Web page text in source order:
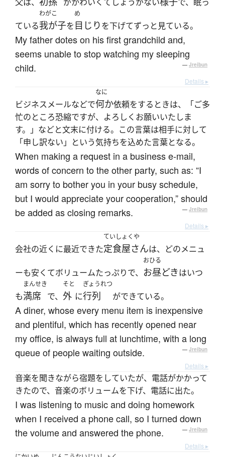
ている
わがこ
我が子を
め
目じりを下げてずっと見ている。
My father dotes on his first grandchild and,
seems unable to stop watching my sleeping
child.
— Jreibun
Details ▸
ビジネスメールなどで
なに
何か依頼をするときは、「ご多
忙のところ恐縮ですが、よろしくお願いいたしま
す。」などと文末に付ける。この言葉は相手に対して
「申し訳ない」という気持ちを込めた言葉となる。
When making a request in a business e-mail,
words of concern to the other party, such as: “I
am sorry to bother you in your busy schedule,
but I would appreciate your cooperation,” should
be added as closing remarks.
— Jreibun
Details ▸
会社の近くに最近できた
ていしょくや
定食屋さんは、どのメニュ
ーも安くてボリュームたっぷりで、
おひる
お昼どきはいつ
も
まんせき
満席 で、
そと
外 に
ぎょうれつ
行列 ができている。
A diner, whose every menu item is inexpensive
and plentiful, which has recently opened near
my office, is always full at lunchtime, with a long
queue of people waiting outside.
— Jreibun
Details ▸
音楽を聞きながら宿題をしていたが、電話がかかって
きたので、音楽のボリュームを下げ、電話に出た。
I was listening to music and doing homework
when I received a phone call, so I turned down
the volume and answered the phone.
— Jreibun
Details ▸